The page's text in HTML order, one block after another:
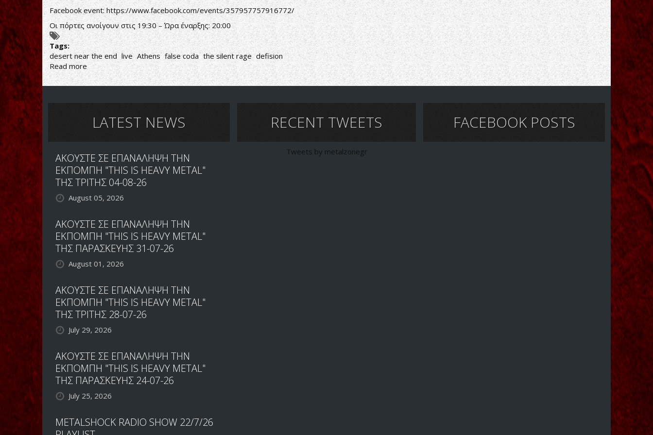
Facebook event: https://www.facebook.com/events/357957757916772/
Οι πόρτες ανοίγουν στις 19:30 – Ώρα έναρξης: 20:00
Tags:
desert near the end live Athens false coda the silent rage defision
Read more about
DESERT
NEAR
FALSE
CODA,
RAGE,
DEFISION
LATEST NEWS
ΑΚΟΥΣΤΕ ΣΕ ΕΠΑΝΑΛΗΨΗ ΤΗΝ
ΕΚΠΟΜΠΗ "THIS IS HEAVY METAL"
ΤΗΣ ΤΡΙΤΗΣ 04-08-26
August 05, 2026
ΑΚΟΥΣΤΕ ΣΕ ΕΠΑΝΑΛΗΨΗ ΤΗΝ
ΕΚΠΟΜΠΗ "THIS IS HEAVY METAL"
ΤΗΣ ΠΑΡΑΣΚΕΥΗΣ 31-07-26
August 01, 2026
ΑΚΟΥΣΤΕ ΣΕ ΕΠΑΝΑΛΗΨΗ ΤΗΝ
ΕΚΠΟΜΠΗ "THIS IS HEAVY METAL"
ΤΗΣ ΤΡΙΤΗΣ 28-07-26
July 29, 2026
ΑΚΟΥΣΤΕ ΣΕ ΕΠΑΝΑΛΗΨΗ ΤΗΝ
ΕΚΠΟΜΠΗ "THIS IS HEAVY METAL"
ΤΗΣ ΠΑΡΑΣΚΕΥΗΣ 24-07-26
July 25, 2026
METALSHOCK RADIO SHOW 22/7/26
RECENT TWEETS
Tweets by metalzonegr
FACEBOOK POSTS